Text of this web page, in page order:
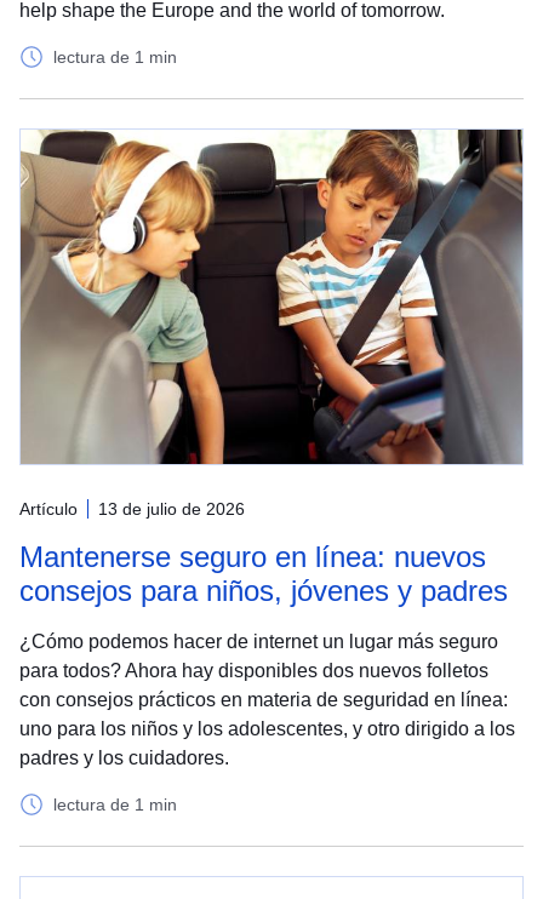
help shape the Europe and the world of tomorrow.
lectura de 1 min
Artículo 13 de julio de 2026
Mantenerse seguro en línea: nuevos
consejos para niños, jóvenes y padres
¿Cómo podemos hacer de internet un lugar más seguro
para todos? Ahora hay disponibles dos nuevos folletos
con consejos prácticos en materia de seguridad en línea:
uno para los niños y los adolescentes, y otro dirigido a los
padres y los cuidadores.
lectura de 1 min